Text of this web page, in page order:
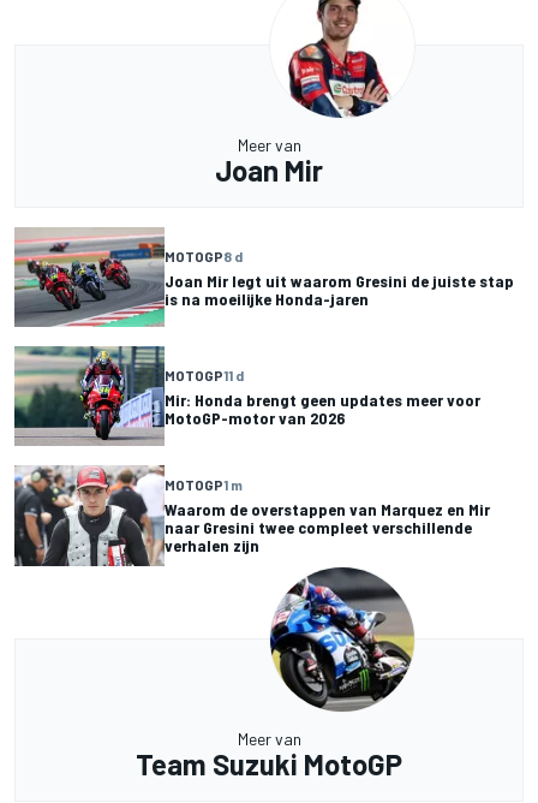
Meer van
Joan Mir
MOTOGP8 d
Joan Mir legt uit waarom Gresini de juiste stap
is na moeilijke Honda-jaren
MOTOGP11 d
Mir: Honda brengt geen updates meer voor
MotoGP-motor van 2026
MOTOGP1 m
Waarom de overstappen van Marquez en Mir
naar Gresini twee compleet verschillende
verhalen zijn
Meer van
Team Suzuki MotoGP